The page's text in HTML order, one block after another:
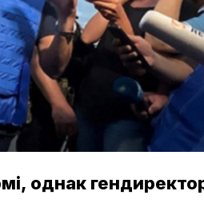
однак